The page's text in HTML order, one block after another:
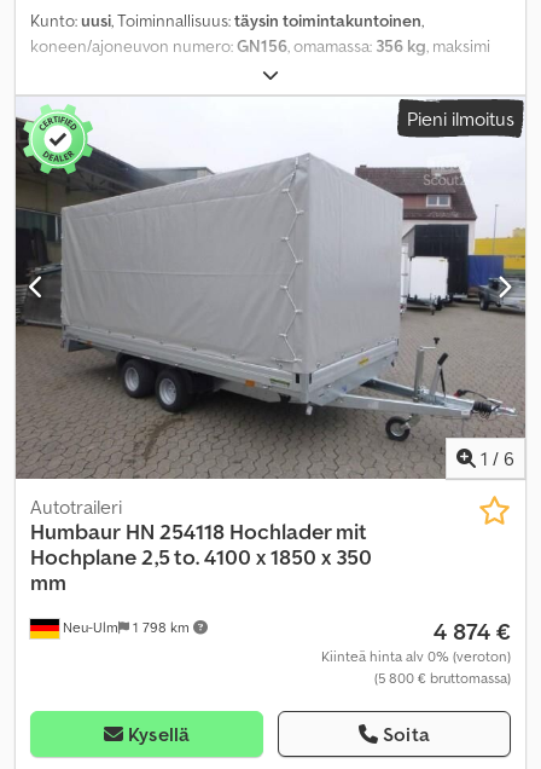
Kunto:uusi, Toiminnallisuus:täysin toimintakuntoinen,
koneen/ajoneuvon numero:GN156 , omamassa: 356 kg , maksimi
, kokonaispaino:
akselikokoonpano:2 akselia, kuormatilan pituus:2 630 mm,
lastitilan leveys:
400 mm,
Varusteet:
Pieni ilmoitus
1 / 6
Neu-Ulm 1 798 km
Autotraileri
Humbaur HN 254118 Hochlader mit
Hochplane 2,5 to. 4100 x 1850 x 350
mm
4 874 €
Kiinteä hinta alv 0% (veroton)
(5 800 € bruttomassa)
Kysellä Soita